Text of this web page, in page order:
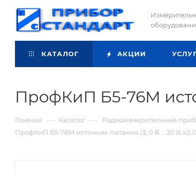
КАТАЛОГ АКЦИИ
ПрофКиП Б5-76М
Главная — Каталог — Радиоизмерительные
ПрофКиП Б5-76М источник питания (3; 0 В … 20 В х2;